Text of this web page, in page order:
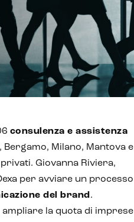
consulenza e assistenza
Milano, Mantova e
Giovanna Riviera,
per avviare un processo
del brand.
ampliare la quota di imprese